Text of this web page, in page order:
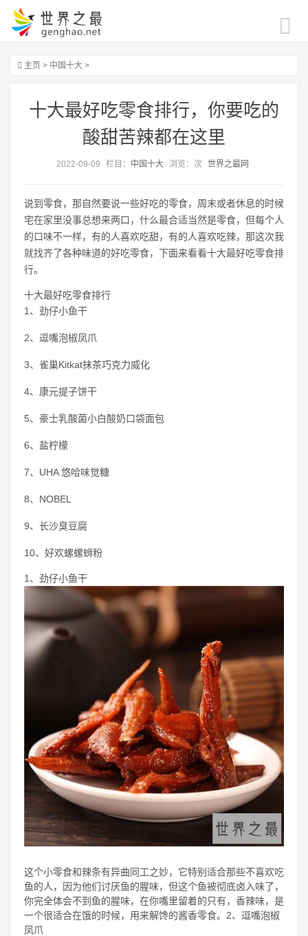
主页 > 中国十大 >
十大最好吃零食排行，你要吃的
酸甜苦辣都在这里
2022-09-09 栏目： 中国十大 浏览： 次 世界之最网
说到零食，那自然要说一些好吃的零食，周末或者休息的时候
宅在家里没事总想来两口，什么最合适当然是零食，但每个人
的口味不一样，有的人喜欢吃甜，有的人喜欢吃辣，那这次我
就找齐了各种味道的好吃零食，下面来看看十大最好吃零食排
行。
十大最好吃零食排行
1、劲仔小鱼干
2、逗嘴泡椒凤爪
3、雀巢Kitkat抹茶巧克力威化
4、康元提子饼干
5、豪士乳酸菌小白酸奶口袋面包
6、盐柠檬
7、UHA 悠哈味觉糖
8、NOBEL
9、长沙臭豆腐
10、好欢螺螺蛳粉
1、劲仔小鱼干
这个小零食和辣条有异曲同工之妙，它特别适合那些不喜欢吃
鱼的人，因为他们讨厌鱼的腥味，但这个鱼被彻底卤入味了，
你完全体会不到鱼的腥味，在你嘴里留着的只有，香辣味，是
一个很适合在饿的时候，用来解馋的酱香零食。2、逗嘴泡椒
凤爪